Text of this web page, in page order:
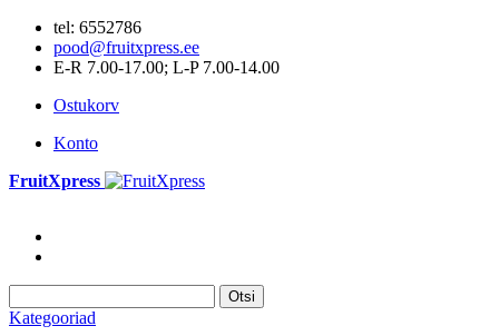
tel: 6552786
pood@fruitxpress.ee
E-R 7.00-17.00; L-P 7.00-14.00
Ostukorv
Konto
FruitXpress
Otsi
Kategooriad